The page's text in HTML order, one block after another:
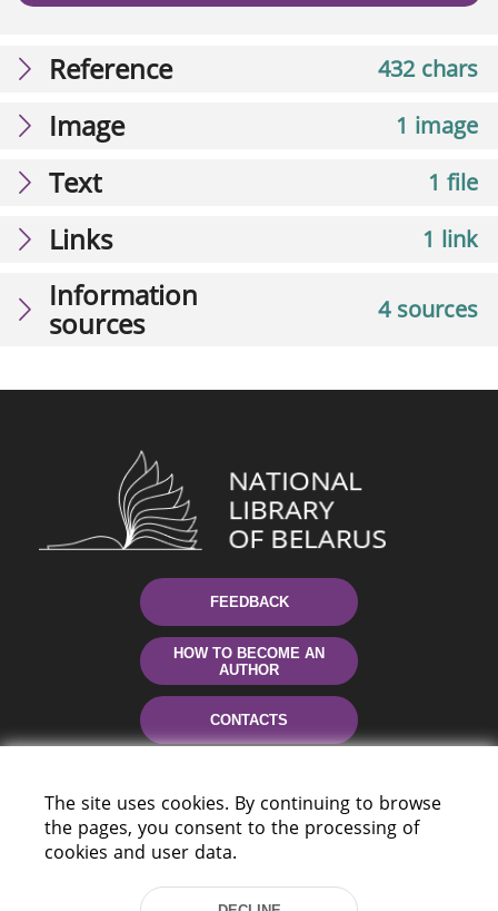
432 chars
Reference
1 image
Image
1 file
Text
1 link
Links
4 sources
Information
sources
FEEDBACK
HOW TO BECOME AN
AUTHOR
CONTACTS
The site uses cookies. By continuing to browse
the pages, you consent to the processing of
cookies and user data.